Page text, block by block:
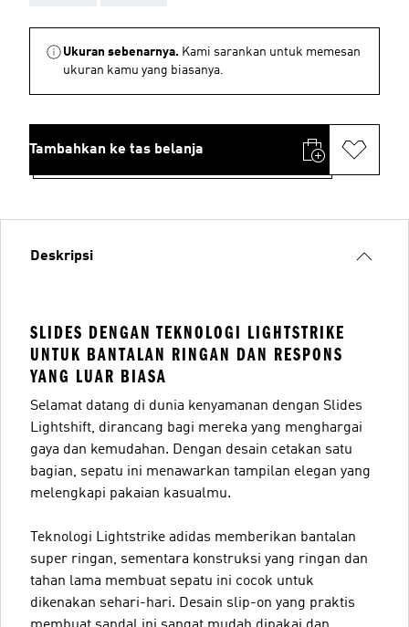
Ukuran sebenarnya. Kami sarankan untuk memesan
ukuran kamu yang biasanya.
Tambahkan ke tas belanja
Deskripsi
SLIDES DENGAN TEKNOLOGI LIGHTSTRIKE
UNTUK BANTALAN RINGAN DAN RESPONS
YANG LUAR BIASA
Selamat datang di dunia kenyamanan dengan Slides
Lightshift, dirancang bagi mereka yang menghargai
gaya dan kemudahan. Dengan desain cetakan satu
bagian, sepatu ini menawarkan tampilan elegan yang
melengkapi pakaian kasualmu.
Teknologi Lightstrike adidas memberikan bantalan
super ringan, sementara konstruksi yang ringan dan
tahan lama membuat sepatu ini cocok untuk
dikenakan sehari-hari. Desain slip-on yang praktis